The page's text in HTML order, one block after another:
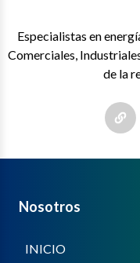
Especialistas en
Comerciales,
de la
Nosotros
INICIO